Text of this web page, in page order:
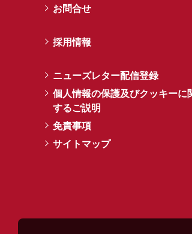
お問合せ
採用情報
ニューズレター配信登録
個人情報の保護及びクッキーに
するご説明
免責事項
サイトマップ